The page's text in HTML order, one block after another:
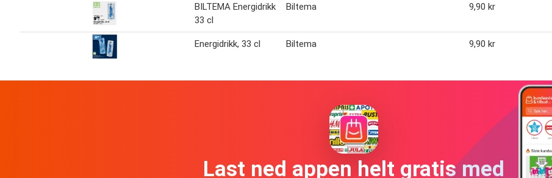
BILTEMA Energidrikk
33 cl
Biltema 9,90 kr
Energidrikk, 33 cl Biltema 9,90 kr
Last ned appen helt gratis med